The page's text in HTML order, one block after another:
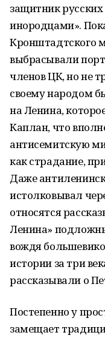
защитник
инородцами».
Кронштадтского
выбрасывали
членов ЦК, но не
своему народом
на Ленина,
Каплан, что
антисемитскую
как страдание,
Даже
истолковывал
относятся
Ленина»
вождя
истории за три
рассказывали о
Постепенно у
замещает